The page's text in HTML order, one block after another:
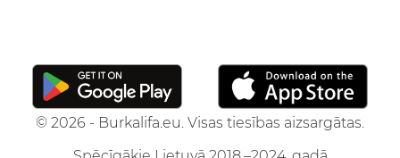
© 2026 - Burkalifa.eu. Visas tiesības aizsargātas.